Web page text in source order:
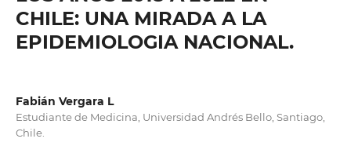
CHILE: UNA MIRADA A LA
EPIDEMIOLOGIA NACIONAL.
Fabián Vergara L
Estudiante de Medicina, Universidad Andrés Bello, Santiago,
Chile.